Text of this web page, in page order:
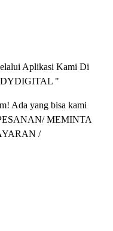
Aplikasi Kami Di
"
Ada yang bisa kami
MEMINTA
/